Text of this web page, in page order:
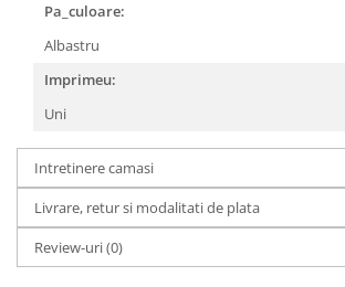
Pa_culoare:
Albastru
Imprimeu:
Uni
Intretinere camasi
Livrare, retur si modalitati de plata
Review-uri(0)